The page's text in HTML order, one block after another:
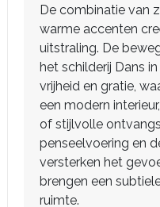
De combinatie van
warme accenten
uitstraling. De
het schilderij Dans
vrijheid en gratie,
een modern
of stijlvolle
penseelvoering en
versterken het
brengen een
ruimte.